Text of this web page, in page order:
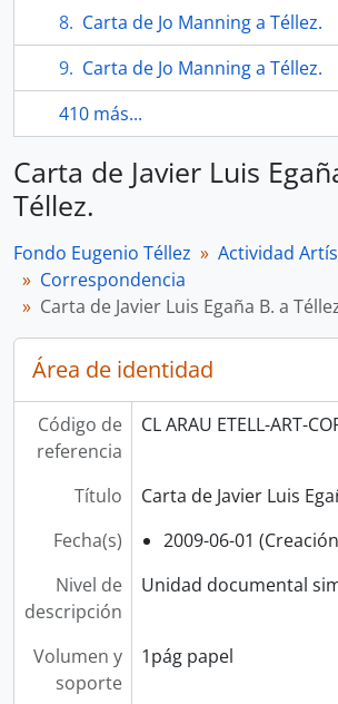
Carta de Jo Manning a Téllez.
Carta de Jo Manning a Téllez.
410 más...
Carta de Javier Luis
Téllez.
Fondo Eugenio Téllez
Actividad
Correspondencia
Carta de Javier Luis Egaña B. a
Área de identidad
Código de
referencia
CL ARAU ETELL-ART-
Título
Carta de Javier Luis
Fecha(s)
2009-06-01
Nivel de
descripción
Unidad documental
Volumen y
soporte
1pág papel